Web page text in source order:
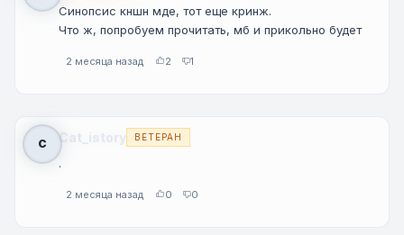
Синопсис кншн мде, тот еще кринж.
Что ж, попробуем прочитать, мб и прикольно будет
2 месяца назад 2 1
C Cat_istory ВЕТЕРАН
.
2 месяца назад 0 0